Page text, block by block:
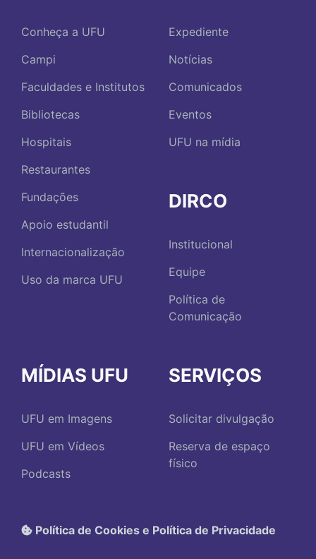
Conheça a UFU
Campi
Faculdades e Institutos
Bibliotecas
Hospitais
Restaurantes
Fundações
Apoio estudantil
Internacionalização
Uso da marca UFU
Expediente
Notícias
Comunicados
Eventos
UFU na mídia
DIRCO
Institucional
Equipe
Política de
Comunicação
MÍDIAS UFU
UFU em Imagens
UFU em Vídeos
Podcasts
SERVIÇOS
Solicitar divulgação
Reserva de espaço
físico
Política de Cookies e Política de Privacidade